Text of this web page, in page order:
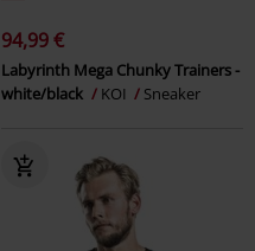
94,99 €
Labyrinth Mega Chunky Trainers -
white/black
KOI Sneaker